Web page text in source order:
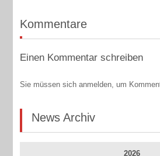
Kommentare
Einen Kommentar schreiben
Sie müssen sich anmelden, um
News Archiv
2026